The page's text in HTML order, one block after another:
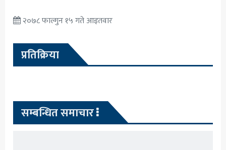
२०७८ फाल्गुन १५ गते आइतवार
प्रतिक्रिया
सम्बन्धित समाचार